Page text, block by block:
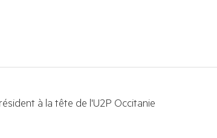
à la tête de l'U2P Occitanie